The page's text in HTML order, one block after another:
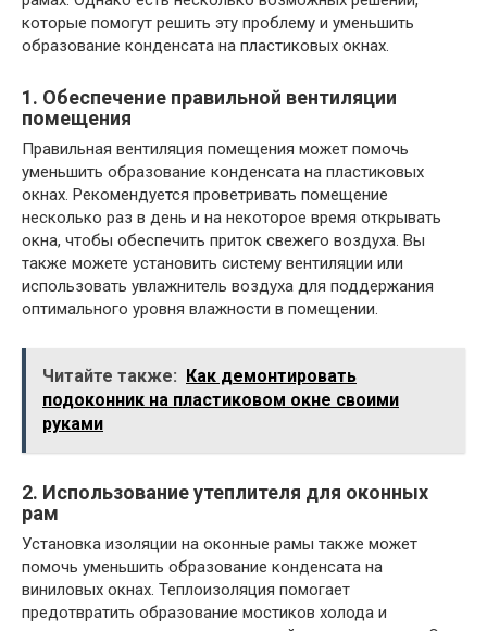
которые помогут решить эту проблему и уменьшить
образование конденсата на пластиковых окнах.
1. Обеспечение правильной вентиляции
помещения
Правильная вентиляция помещения может помочь
уменьшить образование конденсата на пластиковых
окнах. Рекомендуется проветривать помещение
несколько раз в день и на некоторое время открывать
окна, чтобы обеспечить приток свежего воздуха. Вы
также можете установить систему вентиляции или
использовать увлажнитель воздуха для поддержания
оптимального уровня влажности в помещении.
Читайте также:
Как демонтировать
подоконник на пластиковом окне своими
руками
2. Использование утеплителя для оконных
рам
Установка изоляции на оконные рамы также может
помочь уменьшить образование конденсата на
виниловых окнах. Теплоизоляция помогает
предотвратить образование мостиков холода и